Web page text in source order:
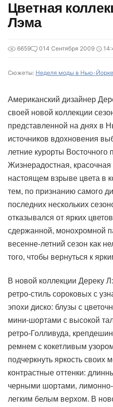
Цветная
Лэма
6659 014 Сентября 2009
Сюжеты: Неделя моды в Нью-Йорке
Американский дизайнер
своей новой коллекции
представленной на днях в
источников вдохновения
летние курорты Восточного
Жизнерадостная,
настоящем взрыве цвета в
тем, по признанию самого
последних нескольких
отказывался от ярких
сдержанной, монохромной
весенне-летний сезон как
того, чтобы вернуться к
В новой коллекции Дереку
ретро-стиль сороковых с
эпохи диско: блузы с
мини-шортами с высокой
ретро-Голливуда,
ремнем с кокетливым
подчеркнуть яркость своих
контрастные оттенки:
черными шортами,
легким белым верхом. В